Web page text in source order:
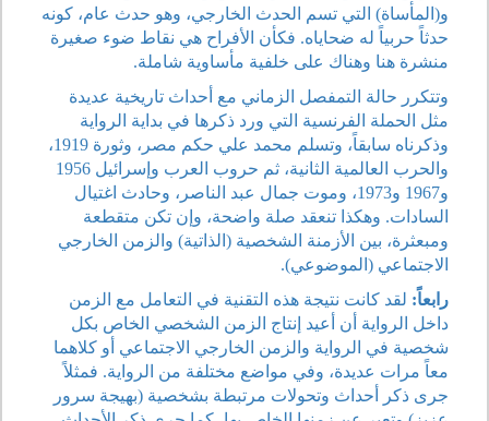
و(المأساة) التي تسم الحدث الخارجي، وهو حدث عام، كونه
حدثاً حربياً له ضحاياه. فكأن الأفراح هي نقاط ضوء صغيرة
منشرة هنا وهناك على خلفية مأساوية شاملة.
وتتكرر حالة التمفصل الزماني مع أحداث تاريخية عديدة
مثل الحملة الفرنسية التي ورد ذكرها في بداية الرواية
وذكرناه سابقاً، وتسلم محمد علي حكم مصر، وثورة 1919،
والحرب العالمية الثانية، ثم حروب العرب وإسرائيل 1956
و1967 و1973، وموت جمال عبد الناصر، وحادث اغتيال
السادات. وهكذا تنعقد صلة واضحة، وإن تكن متقطعة
ومبعثرة، بين الأزمنة الشخصية (الذاتية) والزمن الخارجي
الاجتماعي (الموضوعي).
رابعاً: لقد كانت نتيجة هذه التقنية في التعامل مع الزمن
داخل الرواية أن أعيد إنتاج الزمن الشخصي الخاص بكل
شخصية في الرواية والزمن الخارجي الاجتماعي أو كلاهما
معاً مرات عديدة، وفي مواضع مختلفة من الرواية. فمثلاً
جرى ذكر أحداث وتحولات مرتبطة بشخصية (بهيجة سرور